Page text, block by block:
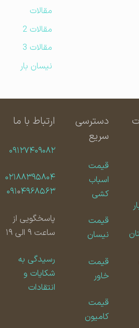
مقالات
مقالات 2
مقالات 3
نیسان بار
دسترسی
سریع
قیمت
اسباب
کشی
قیمت
نیسان
قیمت
قیمت
کامیون
ارتباط با ما
۰۹۱۲۷۴۰۹۰۸۲
۰۲۱۸۸۳۹۵۸۰۴
۰۹۱۰۴۹۶۸۵۶۳
پاسخگویی از
ساعت ۹ الی ۱۹
رسیدگی به
شکایات و
انتقادات